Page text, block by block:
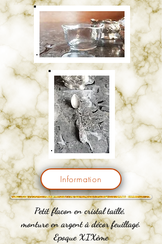
Information
Petit flacon en cristal taillé,
monture en argent à décor feuillagé.
Epoque XIXème